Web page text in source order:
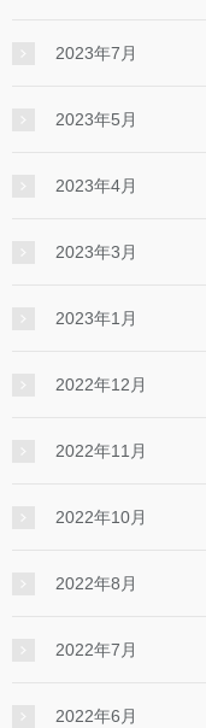
2023年7月
2023年5月
2023年4月
2023年3月
2023年1月
2022年12月
2022年11月
2022年10月
2022年8月
2022年7月
2022年6月